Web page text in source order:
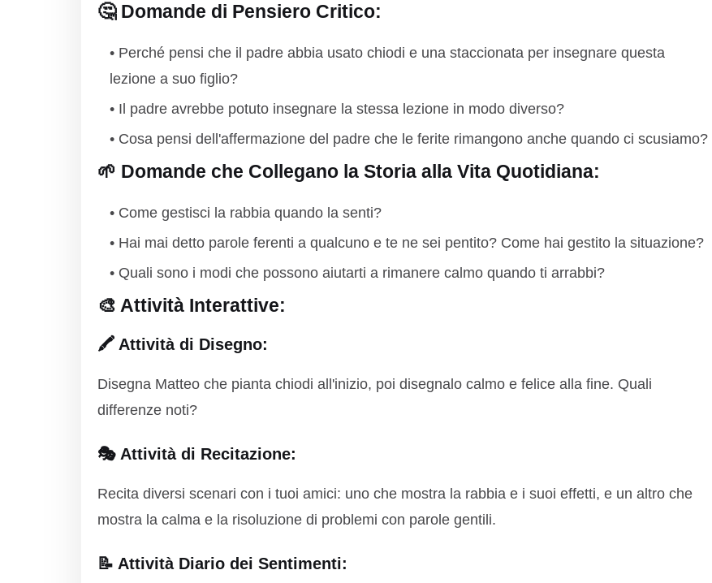
🤔 Domande di Pensiero Critico:
Perché pensi che il padre abbia usato chiodi e una staccionata per insegnare questa
lezione a suo figlio?
Il padre avrebbe potuto insegnare la stessa lezione in modo diverso?
Cosa pensi dell'affermazione del padre che le ferite rimangono anche quando ci scusiamo?
🌱 Domande che Collegano la Storia alla Vita Quotidiana:
Come gestisci la rabbia quando la senti?
Hai mai detto parole ferenti a qualcuno e te ne sei pentito? Come hai gestito la situazione?
Quali sono i modi che possono aiutarti a rimanere calmo quando ti arrabbi?
🎨 Attività Interattive:
🖍️ Attività di Disegno:
Disegna Matteo che pianta chiodi all'inizio, poi disegnalo calmo e felice alla fine. Quali
differenze noti?
🎭 Attività di Recitazione:
Recita diversi scenari con i tuoi amici: uno che mostra la rabbia e i suoi effetti, e un altro che
mostra la calma e la risoluzione di problemi con parole gentili.
📝 Attività Diario dei Sentimenti: